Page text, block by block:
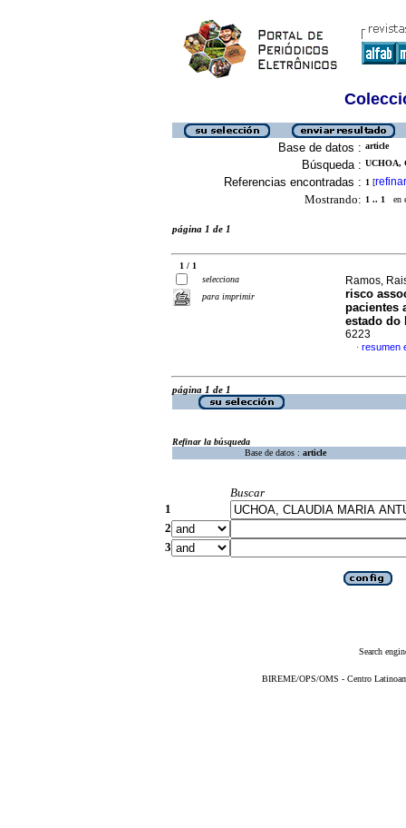
Base de datos : article
Búsqueda : UCHOA,
Referencias encontradas : 1 [refinar
Mostrando: 1 .. 1 en
página 1 de 1
1 / 1
selecciona
para imprimir
Ramos,
risco
pacientes
estado do
6223
· resumen
página 1 de 1
Refinar la búsqueda
Base de datos : article
Buscar
1
2
3
Search
BIREME/OPS/OMS - Centro